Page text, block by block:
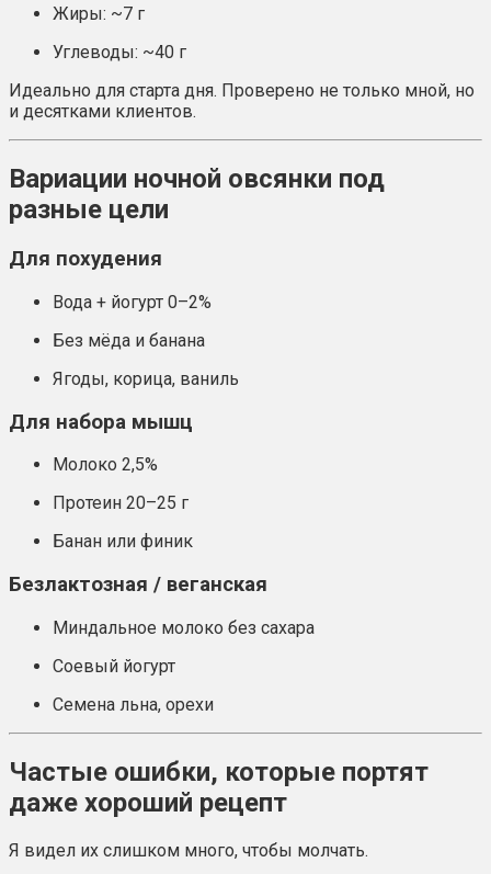
Жиры: ~7 г
Углеводы: ~40 г
Идеально для старта дня. Проверено не только мной, но
и десятками клиентов.
Вариации ночной овсянки под
разные цели
Для похудения
Вода + йогурт 0–2%
Без мёда и банана
Ягоды, корица, ваниль
Для набора мышц
Молоко 2,5%
Протеин 20–25 г
Банан или финик
Безлактозная / веганская
Миндальное молоко без сахара
Соевый йогурт
Семена льна, орехи
Частые ошибки, которые портят
даже хороший рецепт
Я видел их слишком много, чтобы молчать.